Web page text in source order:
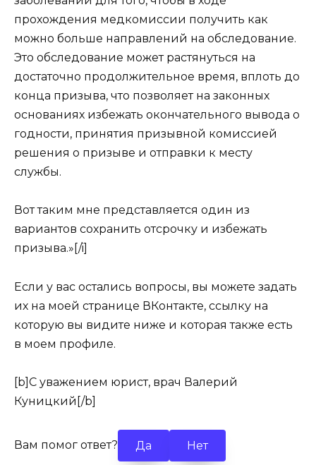
прохождения медкомиссии получить как
можно больше направлений на обследование.
Это обследование может растянуться на
достаточно продолжительное время, вплоть до
конца призыва, что позволяет на законных
основаниях избежать окончательного вывода о
годности, принятия призывной комиссией
решения о призыве и отправки к месту
службы.
Вот таким мне представляется один из
вариантов сохранить отсрочку и избежать
призыва.»[/i]
Если у вас остались вопросы, вы можете задать
их на моей странице ВКонтакте, ссылку на
которую вы видите ниже и которая также есть
в моем профиле.
[b]С уважением юрист, врач Валерий
Куницкий[/b]
Вам помог ответ? Да Нет